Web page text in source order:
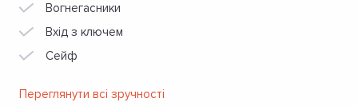
Вогнегасники
Вхід з ключем
Сейф
Переглянути всі зручності